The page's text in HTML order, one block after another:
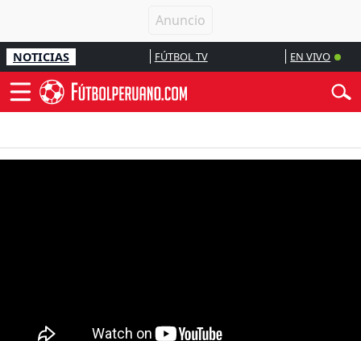
NOTICIAS FÚTBOL TV EN VIVO